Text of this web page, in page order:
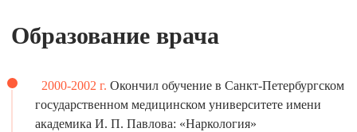
Образование врача
2000-2002 г. Окончил обучение в Санкт-Петербургском
государственном медицинском университете имени
академика И. П. Павлова: «Наркология»